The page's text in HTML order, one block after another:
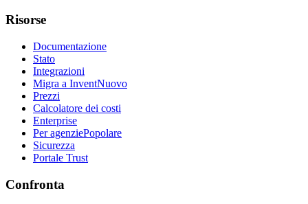
Risorse
Documentazione
Stato
Integrazioni
Migra a InventNuovo
Prezzi
Calcolatore dei costi
Enterprise
Per agenziePopolare
Sicurezza
Portale Trust
Confronta